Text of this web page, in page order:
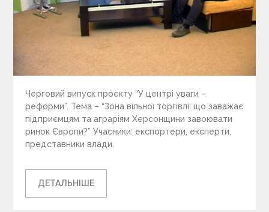
Черговий випуск проекту “У центрі уваги –
реформи”. Тема – “Зона вільної торгівлі: що заважає
підприємцям та аграріям Херсонщини завоювати
ринок Європи?” Учасники: експортери, експерти,
представники влади.
ДЕТАЛЬНІШЕ